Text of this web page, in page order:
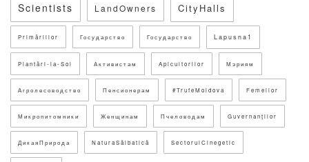
Scientists LandOwners CityHalls
Primăriilor Государство Государство Lapusna1
Plantări-la-Sol Активистам Apicultorilor Мэриям
Агролесоводство Пенсионерам #TrufeMoldova Femeilor
Микропитомники Женщинам Пчеловодам Guvernanților
ДикаяПрирода NaturaSălbatică SectorulCinegetic